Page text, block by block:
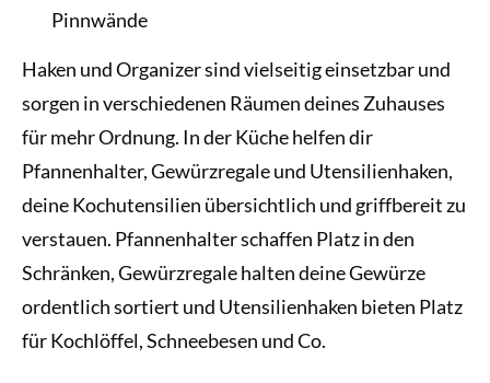
Pinnwände
Haken und Organizer sind vielseitig einsetzbar und
sorgen in verschiedenen Räumen deines Zuhauses
für mehr Ordnung. In der Küche helfen dir
Pfannenhalter, Gewürzregale und Utensilienhaken,
deine Kochutensilien übersichtlich und griffbereit zu
verstauen. Pfannenhalter schaffen Platz in den
Schränken, Gewürzregale halten deine Gewürze
ordentlich sortiert und Utensilienhaken bieten Platz
für Kochlöffel, Schneebesen und Co.